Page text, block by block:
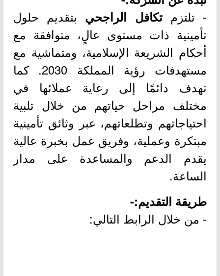
- تلتزمتكافل الراجحي بتقديم حلول
تأمينية ذات مستوى عالٍ، متوافقة مع
أحكام الشريعة الإسلامية، ومتماشية مع
مستهدفات رؤية المملكة 2030. كما
تهدف دائمًا إلى رعاية عملائها في
مختلف مراحل حياتهم من خلال تلبية
احتياجاتهم وتطلعاتهم، عبر وثائق تأمينية
مبتكرة وعملية، وفريق عمل بخبرة عالية
يقدم الدعم والمساعدة على مدار
الساعة.
طريقة التقديم:-
- من خلال الرابط التالي: